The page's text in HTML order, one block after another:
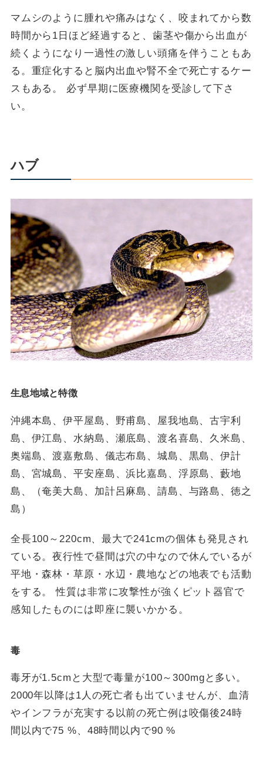
マムシのように腫れや痛みはなく、咬まれてから数
時間から1日ほど経過すると、歯茎や傷から出血が
続くようになり一過性の激しい頭痛を伴うこともあ
る。重症化すると脳内出血や腎不全で死亡するケー
スもある。 必ず早期に医療機関を受診して下さ
い。
ハブ
生息地域と特徴
沖縄本島、伊平屋島、野甫島、屋我地島、古宇利
島、伊江島、水納島、瀬底島、渡名喜島、久米島、
奥端島、渡嘉敷島、儀志布島、城島、黒島、伊計
島、宮城島、平安座島、浜比嘉島、浮原島、藪地
島、（奄美大島、加計呂麻島、請島、与路島、徳之
島）
全長100～220cm、最大で241cmの個体も発見され
ている。夜行性で昼間は穴の中なので休んでいるが
平地・森林・草原・水辺・農地などの地表でも活動
をする。 性質は非常に攻撃性が強くピット器官で
感知したものには即座に襲いかかる。
毒
毒牙が1.5cmと大型で毒量が100～300mgと多い。
2000年以降は1人の死亡者も出ていませんが、血清
やインフラが充実する以前の死亡例は咬傷後24時
間以内で75 %、48時間以内で90 %